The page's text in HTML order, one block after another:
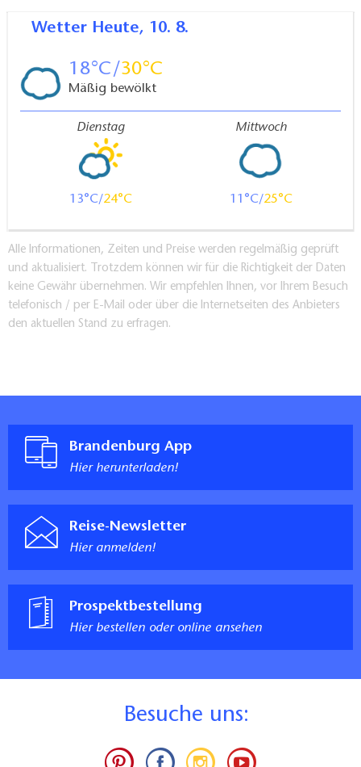
Wetter Heute, 10. 8.
18 30
Mäßig bewölkt
Dienstag
13 24
Mittwoch
11 25
Alle Informationen, Zeiten und Preise werden regelmäßig geprüft
und aktualisiert. Trotzdem können wir für die Richtigkeit der Daten
keine Gewähr übernehmen. Wir empfehlen Ihnen, vor Ihrem Besuch
telefonisch / per E-Mail oder über die Internetseiten des Anbieters
den aktuellen Stand zu erfragen.
Brandenburg App
Hier herunterladen!
Reise-Newsletter
Hier anmelden!
Prospektbestellung
Hier bestellen oder online ansehen
Besuche uns: